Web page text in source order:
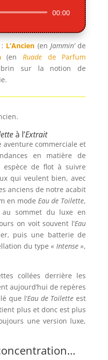
00:00
L’Ancien (en Jammin’de
(en Ruadede Parfum
sur la notion de
à l’Extrait
commerciale et
en matière de
de flot à suivre
qui veulent bien, avec
anciens de notre acabit
en mode Eau de Toilette,
sommet du luxe en
on voit souvent l’Eau
puis une batterie de
du type« Intense »,
collées derrière les
aujourd’hui de repères
que l’Eau de Toilette est
plus et donc est plus
une version luxe,